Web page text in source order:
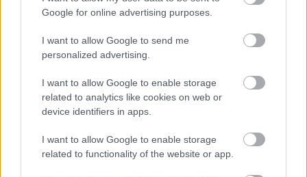
Google for online advertising purposes.
I want to allow Google to send me
personalized advertising.
I want to allow Google to enable storage
related to analytics like cookies on web or
device identifiers in apps.
I want to allow Google to enable storage
related to functionality of the website or app.
0 nap 11 óra 36 perc 14 másodperc
Leeds UnitedvsManchester United
AC Milan Manchester United 2026-08-15 18:00
ELŐZŐ MÉRKŐZÉSEK
Támogatás